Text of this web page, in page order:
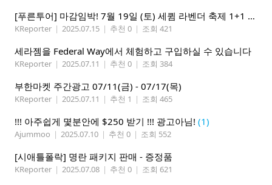
[푸른투어] 마감임박! 7월 19일 (토) 세큄 라벤더 축제 1+1 이벤트
KReporter | 2025.07.15 | 추천 0 | 조회 421
세라젬을 Federal Way에서 체험하고 구입하실 수 있습니다
KReporter | 2025.07.11 | 추천 0 | 조회 384
부한마켓 주간광고 07/11(금) - 07/17(목)
KReporter | 2025.07.11 | 추천 1 | 조회 465
!!! 아주쉽게 몇분안에 $250 받기 !!! 광고아님! (1)
Ajummoo | 2025.07.10 | 추천 0 | 조회 552
[시애틀폴락] 명란 패키지 판매 - 증정품
KReporter | 2025.07.08 | 추천 0 | 조회 621